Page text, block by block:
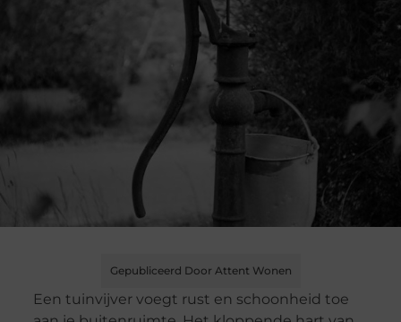
Gepubliceerd Door Attent Wonen
Een tuinvijver voegt rust en schoonheid toe